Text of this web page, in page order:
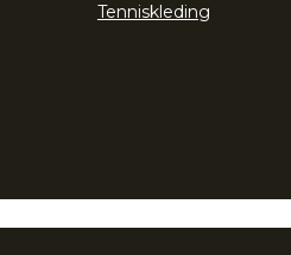
Tenniskleding